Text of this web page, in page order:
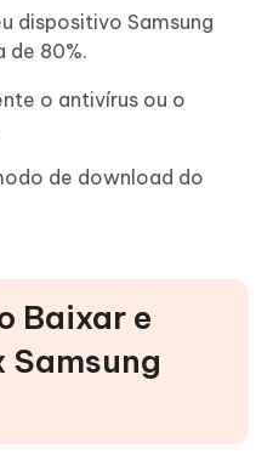
dispositivo Samsung
de 80%.
o antivírus ou o
de download do
Baixar e
Samsung